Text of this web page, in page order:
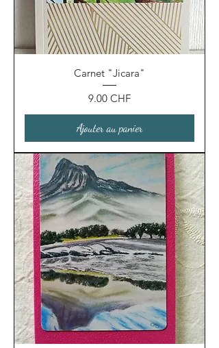
Carnet "Jicara"
Prix
9.00 CHF
Ajouter au panier